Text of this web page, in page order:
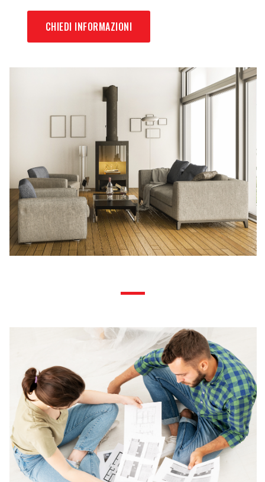
CHIEDI INFORMAZIONI